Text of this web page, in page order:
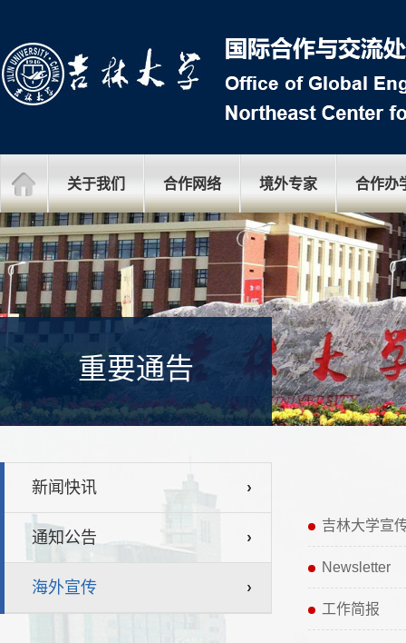
关于我们 合作网络 境外专家 合作办
重要通告
新闻快讯
通知公告
海外宣传
吉林大学宣
Newsletter
工作简报